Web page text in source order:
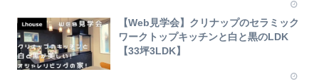
【Web見学会】クリナップのセラミック
ワークトップキッチンと白と黒のLDK
【33坪3LDK】